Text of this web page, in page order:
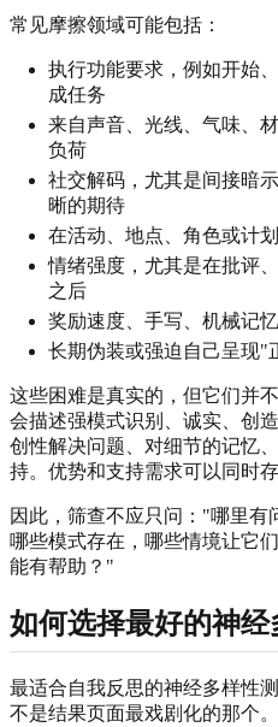
常见摩擦领域可能包括：
执行功能要求，例如开始
成任务
来自声音、光线、气味、
负荷
社交解码，尤其是间接暗
晰的期待
在活动、地点、角色或计
情绪强度，尤其是在批评
之后
奖励速度、手写、机械记
长期伪装或强迫自己呈现"
这些困难是真实的，但它们并
会描述强模式识别、诚实、创
创性解决问题、对细节的记忆
持。优势和支持需求可以同时存
因此，筛查不应只问："哪里
哪些模式存在，哪些情境让它
能有帮助？"
如何选择最好的神
最适合自我反思的神经多样性
不是结果页面最戏剧化的那个